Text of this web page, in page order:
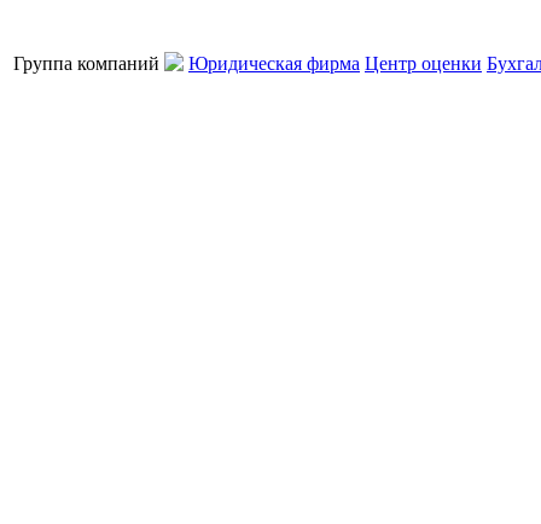
Группа компаний Юридическая фирма Центр оценки